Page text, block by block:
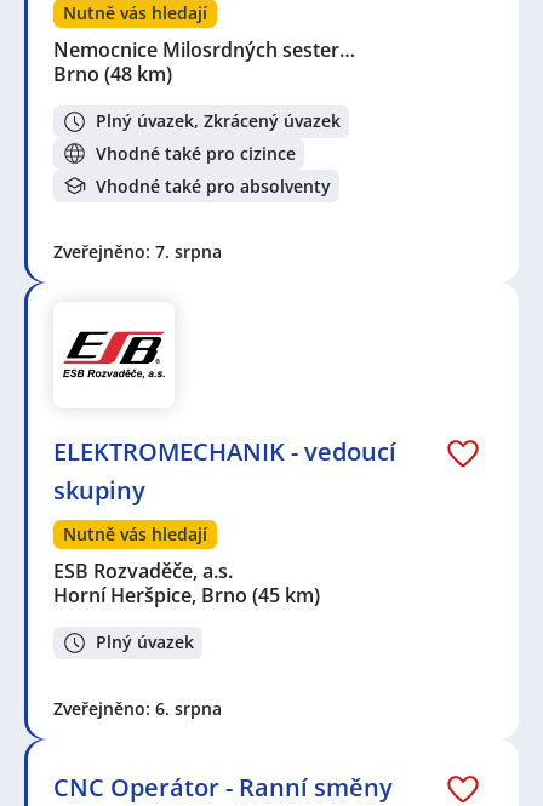
Nutně vás hledají
Nemocnice Milosrdných sester…
Brno (48 km)
Plný úvazek, Zkrácený úvazek
Vhodné také pro cizince
Vhodné také pro absolventy
Zveřejněno: 7. srpna
ELEKTROMECHANIK - vedoucí
skupiny
Nutně vás hledají
ESB Rozvaděče, a.s.
Horní Heršpice, Brno (45 km)
Plný úvazek
Zveřejněno: 6. srpna
CNC Operátor - Ranní směny